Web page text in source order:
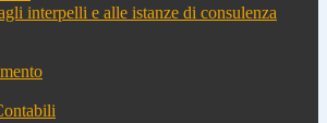
interpelli e alle istanze di consulenza